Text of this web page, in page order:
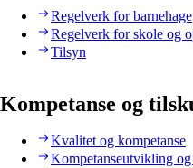
Regelverk for barnehage
Regelverk for skole og
Tilsyn
Kompetanse og
Kvalitet og kompetanse
Kompetanseutvikling